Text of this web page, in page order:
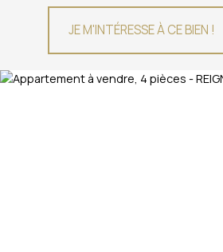
JE M'INTÉRESSE À CE BIEN !